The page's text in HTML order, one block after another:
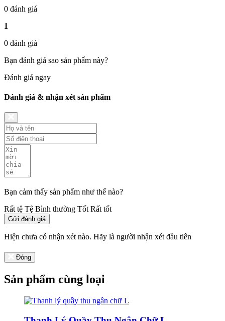
0 đánh giá
1
0 đánh giá
Bạn đánh giá sao sản phẩm này?
Đánh giá ngay
Đánh giá & nhận xét sản phẩm
Bạn cảm thấy sản phẩm như thế nào?
Rất tệ Tệ Bình thường Tốt Rất tốt
Gửi đánh giá
Hiện chưa có nhận xét nào. Hãy là người nhận xét đầu tiên
Đóng
Sản phẩm cùng loại